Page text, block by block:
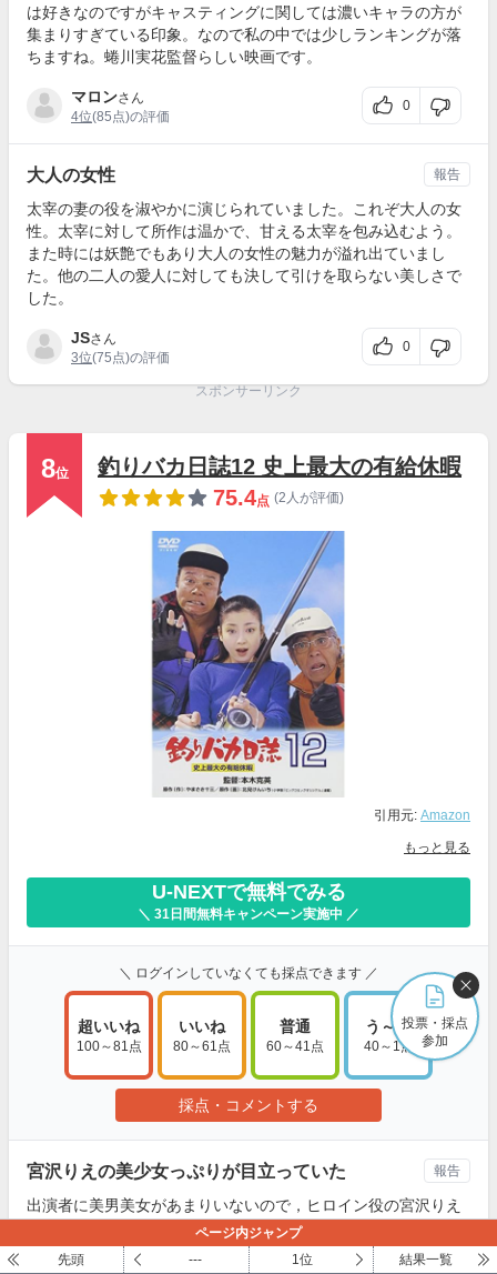
は好きなのですがキャスティングに関しては濃いキャラの方が
集まりすぎている印象。なので私の中では少しランキングが落
ちますね。蜷川実花監督らしい映画です。
マロンさん
4位(85点)の評価
0
大人の女性
太宰の妻の役を淑やかに演じられていました。これぞ大人の女
性。太宰に対して所作は温かで、甘える太宰を包み込むよう。
また時には妖艶でもあり大人の女性の魅力が溢れ出ていまし
た。他の二人の愛人に対しても決して引けを取らない美しさで
した。
JSさん
3位(75点)の評価
0
報告
スポンサーリンク
8位
釣りバカ日誌12 史上最大の有給休暇
75.4点 (2人が評価)
引用元: Amazon
もっと見る
U-NEXTで無料でみる
＼ 31日間無料キャンペーン実施中 ／
＼ ログインしていなくても採点できます ／
超いいね
100～81点
いいね
80～61点
普通
60～41点
う～ん
40～1点
採点・コメントする
宮沢りえの美少女っぷりが目立っていた
出演者に美男美女があまりいないので，ヒロイン役の宮沢りえ
の美しさがとにかく際立っていた。男はつらいよと同じような
構図を感じた。吉岡秀隆が思いを寄せる役だったので，ドラマ
報告
投票・採点
参加
ページ内ジャンプ
先頭
--- 1位 結果一覧